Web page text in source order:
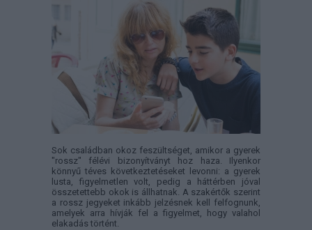
Sok családban okoz feszültséget, amikor a gyerek
"rossz" félévi bizonyítványt hoz haza. Ilyenkor
könnyű téves következtetéseket levonni: a gyerek
lusta, figyelmetlen volt, pedig a háttérben jóval
összetettebb okok is állhatnak. A szakértők szerint
a rossz jegyeket inkább jelzésnek kell felfognunk,
amelyek arra hívják fel a figyelmet, hogy valahol
elakadás történt.